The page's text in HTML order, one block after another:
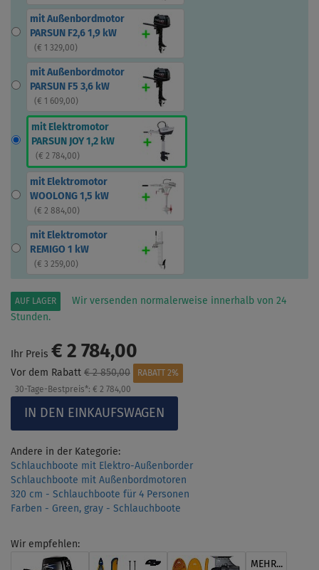
mit Außenbordmotor
PARSUN F2,6 1,9 kW
( € 1 329,00)
mit Außenbordmotor
PARSUN F5 3,6 kW
( € 1 609,00)
mit Elektromotor
PARSUN JOY 1,2 kW
( € 2 784,00)
mit Elektromotor
WOOLONG 1,5 kW
( € 2 884,00)
mit Elektromotor
REMIGO 1 kW
( € 3 259,00)
AUF LAGER
Wir versenden normalerweise innerhalb von 24
Stunden.
Ihr Preis € 2 784,00
Vor dem Rabatt € 2 850,00
RABATT 2%
30-Tage-Bestpreis*: € 2 784,00
Andere in der Kategorie:
Schlauchboote mit Elektro-Außenborder
Schlauchboote mit Außenbordmotoren
320 cm - Schlauchboote für 4 Personen
Farben - Green, gray - Schlauchboote
Wir empfehlen:
MEHR...